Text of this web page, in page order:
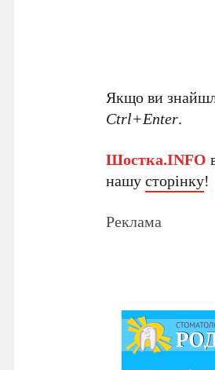
Якщо ви
Ctrl+Enter.
Шостка.INFO
нашусторінку!
Реклама